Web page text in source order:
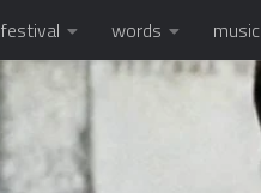
festival words music